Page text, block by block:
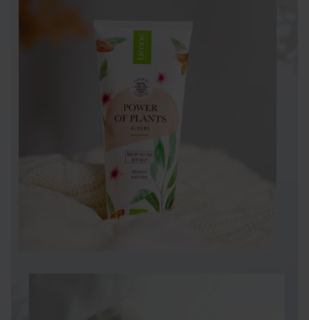
zewnętrznymi, takimi jak zmienna temperatura, wiatr,
szorstkie powierzchnie i substancje drażniące. Piękne i
zadbane dłonie są naszą wizytówką – warto
codziennie kilka razy smarować je odżywczym,
nawilżającym kremem, a w wolnym czasie zadbać o
nie w szczególny sposób przy pomocy
profesjonalnego zabiegu do wykonania w domu, w
formie rękawiczek z odżywczą maseczką. Zawiera ona
składniki zmiękczające i chroniące skórę,
wzmacniające paznokcie oraz hydrolipidową warstwę
Wypielęgnowana i zadbana skóra pięknie wygląda